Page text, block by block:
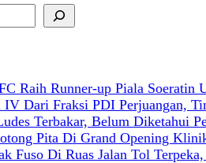
Raih Runner-up Piala Soeratin
Dari Fraksi PDI Perjuangan,
Terbakar, Belum Diketahui
Pita Di Grand Opening
Fuso Di Ruas Jalan Tol